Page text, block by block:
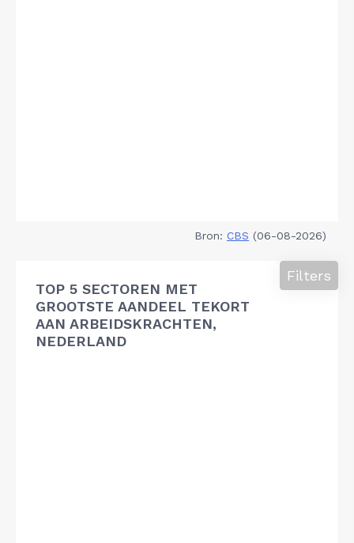
Bron: CBS (06-08-2026)
TOP 5 SECTOREN MET
GROOTSTE AANDEEL TEKORT
AAN ARBEIDSKRACHTEN,
NEDERLAND
Filters